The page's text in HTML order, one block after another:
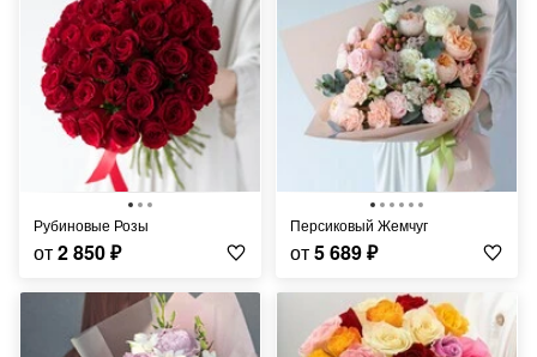
Рубиновые Розы
от2 850₽
Персиковый Жемчуг
от5 689₽